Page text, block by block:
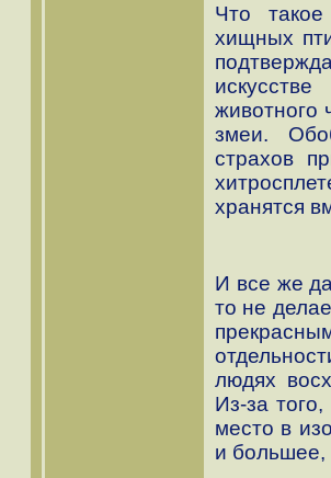
Что
хищных
животного
змеи.
страхов
хранятся
И все же
то не
людях
Из-за
место в
и большее,